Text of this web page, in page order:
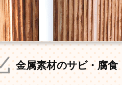
金属素材のサビ・腐食